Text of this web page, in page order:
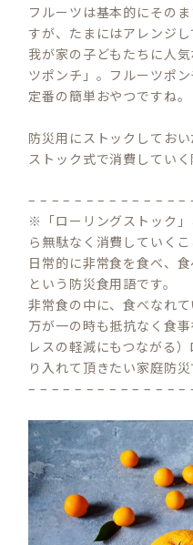
フルーツは基本的にその
すが、たまにはアレンジし
我が家の子どもたちに人
ツポンチ」。フルーツポ
定番の簡単おやつですね。
防災用にストックしてお
ストック式で消費していく
– – – – – – – – – – – – – –
※「ローリングストック
ら無駄なく消費していくこ
日常的に非常食を食べ、
という防災食用語です。
非常食の中に、食べなれて
万が一の時も抵抗なく食
レスの軽減にもつながる
り入れて頂きたい家庭防災
– – – – – – – – – – – – – –